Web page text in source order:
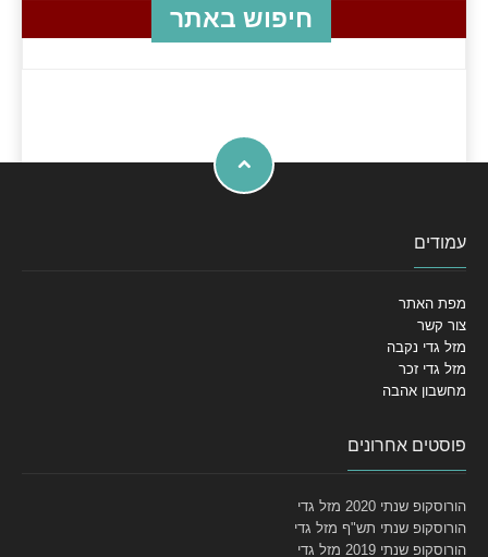
חיפוש באתר
עמודים
מפת האתר
צור קשר
מזל גדי נקבה
מזל גדי זכר
מחשבון אהבה
פוסטים אחרונים
הורוסקופ שנתי 2020 מזל גדי
הורוסקופ שנתי תש"ף מזל גדי
הורוסקופ שנתי 2019 מזל גדי